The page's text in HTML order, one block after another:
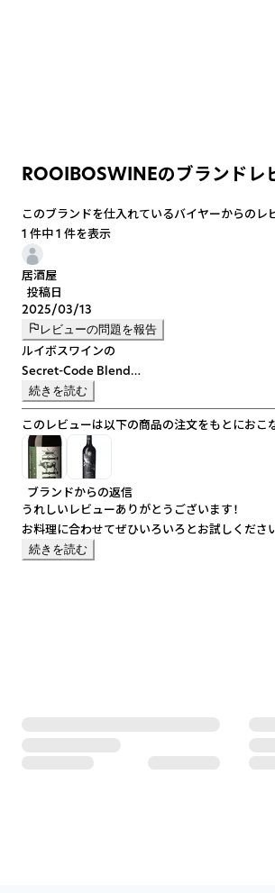
ROOIBOSWINEのブランドレ
このブランドを仕入れているバイヤーからのレ
1 件中 1 件を表示
居酒屋
投稿日
2025/03/13
レビューの問題を報告
ルイボスワインの
Secret-Code Blend
と
Audacia シラーズ
を
サンプルで注文させていただきました。
どちらもとてもおいしく
ブレンドの方は特に好みでした。
ビールやリキュールなど
続きを読む
このレビューは以下の商品の注文をもとにおこ
ブランドからの返信
うれしいレビューありがとうございます！
お料理に合わせてぜひいろいろとお試しくださ
店頭向けの簡単なPOPもご用意可能です。お気
続きを読む